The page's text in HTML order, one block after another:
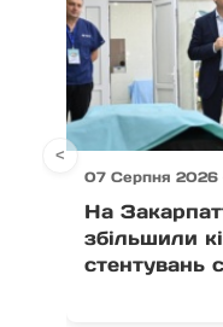
07 Серпня 2026
На
збільшили
стентувань
<